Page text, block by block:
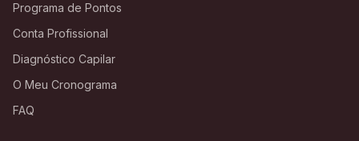
Programa de Pontos
Conta Profissional
Diagnóstico Capilar
O Meu Cronograma
FAQ